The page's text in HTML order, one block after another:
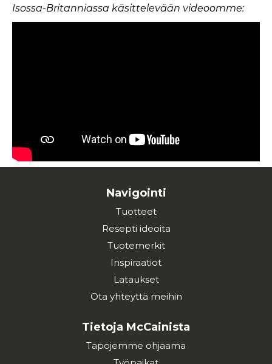
Isossa-Britanniassa käsittelevään videoomme:
Navigointi
Tuotteet
Resepti ideoita
Tuotemerkit
Inspiraatiot
Lataukset
Ota yhteyttä meihin
Tietoja McCainista
Tapojemme ohjaama